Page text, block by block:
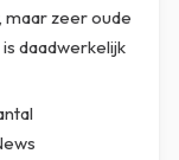
maar zeer oude
daadwerkelijk